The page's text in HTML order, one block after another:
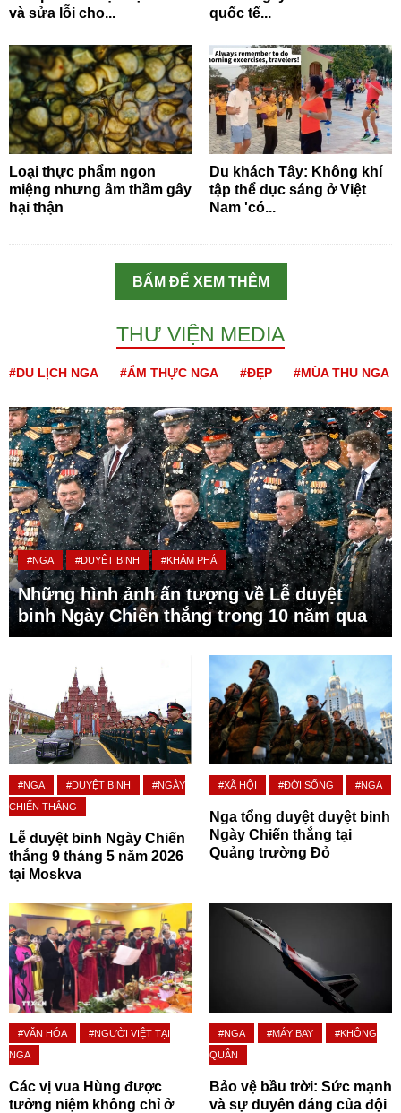
và sửa lỗi cho...
quốc tế...
Loại thực phẩm ngon
miệng nhưng âm thầm gây
hại thận
Du khách Tây: Không khí
tập thể dục sáng ở Việt
Nam 'có...
BẤM ĐỂ XEM THÊM
THƯ VIỆN MEDIA
#DU LỊCH NGA #ẨM THỰC NGA #ĐẸP #MÙA THU NGA
#NGA #DUYỆT BINH #KHÁM PHÁ
Những hình ảnh ấn tượng về Lễ duyệt
binh Ngày Chiến thắng trong 10 năm qua
#NGA #DUYỆT BINH
#NGÀY
CHIẾN THẮNG
Lễ duyệt binh Ngày Chiến
thắng 9 tháng 5 năm 2026
tại Moskva
#XÃ HỘI #ĐỜI SỐNG #NGA
Nga tổng duyệt duyệt binh
Ngày Chiến thắng tại
Quảng trường Đỏ
#VĂN HÓA
#NGƯỜI VIỆT TẠI
NGA
Các vị vua Hùng được
tưởng niệm không chỉ ở
#NGA #MÁY BAY
#KHÔNG
QUÂN
Bảo vệ bầu trời: Sức mạnh
và sự duyên dáng của đội